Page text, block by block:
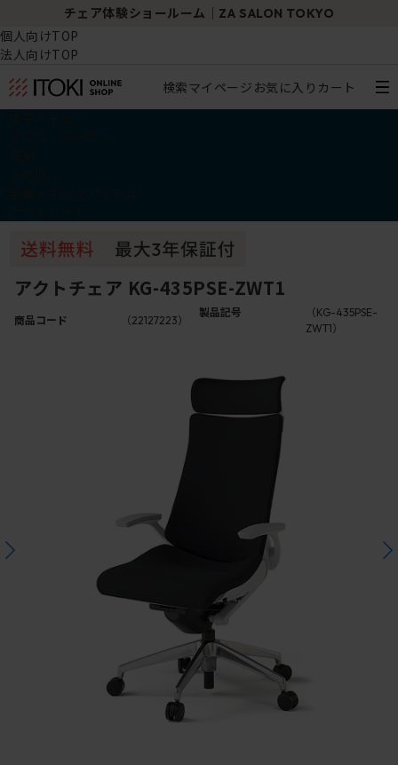
チェア体験ショールーム｜ZA SALON TOKYO
個人向けTOP
法人向けTOP
検索マイページ お気に入り カート
アクトチェア KG-435PSE-ZWT1
商品コード （22127223）
製品記号
（KG-435PSE-
ZWT1）